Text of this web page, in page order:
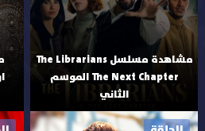
مشاهدة مسلسل The Librarians
The Next Chapter الموسم
الثاني